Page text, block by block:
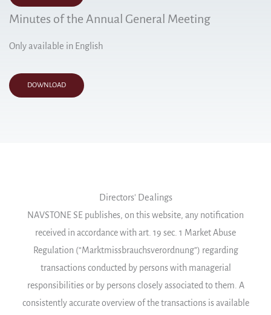
Minutes of the Annual General Meeting
Only available in English
DOWNLOAD
Directors' Dealings
NAVSTONE SE publishes, on this website, any notification
received in accordance with art. 19 sec. 1 Market Abuse
Regulation (“Marktmissbrauchsverordnung”) regarding
transactions conducted by persons with managerial
responsibilities or by persons closely associated to them. A
consistently accurate overview of the transactions is available